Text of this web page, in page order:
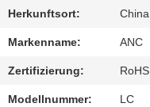
TRETEN
SIE
MIT
UNS
Herkunftsort: China
Markenname: ANC
Zertifizierung: RoHS
Modellnummer: LC